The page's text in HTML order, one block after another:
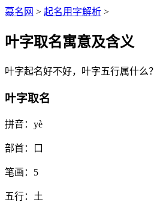
慕名网 > 起名用字解析 >
叶字取名寓意及含义
叶字起名好不好， 叶字五行属什么？
叶字取名
拼音： yè
部首： 口
笔画： 5
五行： 土